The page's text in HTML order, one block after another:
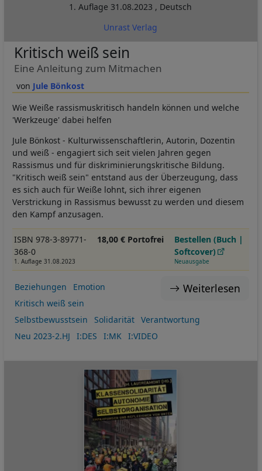
1. Auflage 31.08.2023 , Deutsch
Unrast Verlag
Jule Bönkost
Kritisch weiß sein
Eine Anleitung zum Mitmachen
Wie Weiße rassismuskritisch handeln können und welche
'Werkzeuge' dabei helfen
Jule Bönkost - Kulturwissenschaftlerin, Autorin, Dozentin
und weiß - engagiert sich seit vielen Jahren gegen
Rassismus und für diskriminierungskritische Bildung.
"Kritisch weiß sein" entstand aus der Überzeugung, dass
es sich auch für Weiße lohnt, sich ihrer eigenen
Verstrickung in Rassismus bewusst zu werden und diesem
den Kampf anzusagen.
ISBN 978-3-89771-
368-0
1. Auflage 31.08.2023
18,00 € Portofrei
Bestellen (Buch |
Softcover)
Neuausgabe
Weiterlesen
Beziehungen
Emotion
Kritisch weiß sein
Selbstbewusstsein
Solidarität
Verantwortung
Neu 2023-2.HJ
I:DES I:MK I:VIDEO